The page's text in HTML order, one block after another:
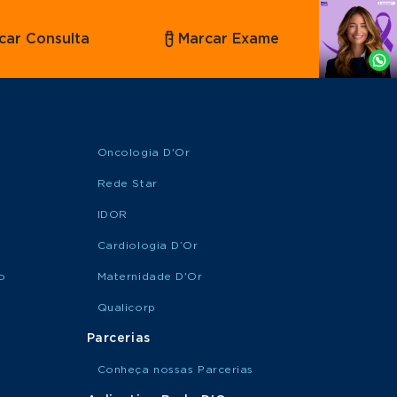
Agende
Whatsapp
Consulta Marcar Exame
Oncologia D'Or
Rede Star
IDOR
Cardiologia D’Or
Maternidade D'Or
Qualicorp
Parcerias
Conheça nossas Parcerias